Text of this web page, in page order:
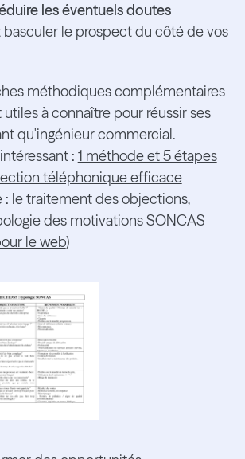
les éventuels doutes
le prospect du côté de vos
méthodiques complémentaires
à connaître pour réussir ses
qu'ingénieur commercial.
: 1 méthode et 5 étapes
téléphonique efficace
: le traitement des objections,
des motivations SONCAS
le web)